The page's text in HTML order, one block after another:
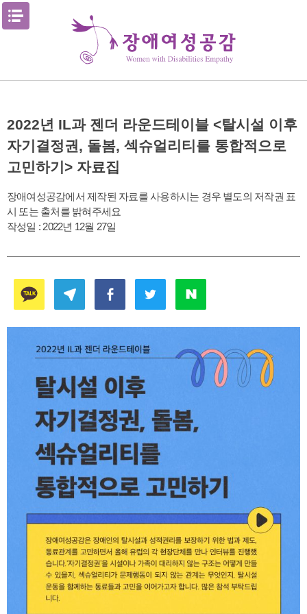
Skip
2022년 IL과 젠더 라운드테이블 <탈시설 이후
자기결정권, 돌봄, 섹슈얼리티를 통합적으로
고민하기> 자료집
장애여성공감에서 제작된 자료를 사용하시는 경우 별도의 저작권 표
시 또는 출처를 밝혀주세요
작성일 : 2022년 12월 27일